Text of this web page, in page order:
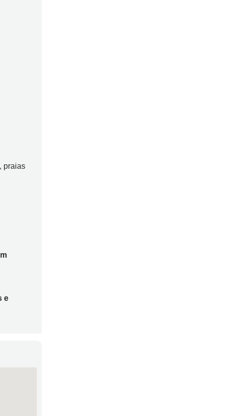
praias
e